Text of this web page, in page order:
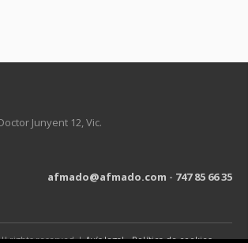
Junyent 12, Vic.
afmado@afmado.com - 747 85 66 35
rights reserved |Avís legal-Política de cookies-